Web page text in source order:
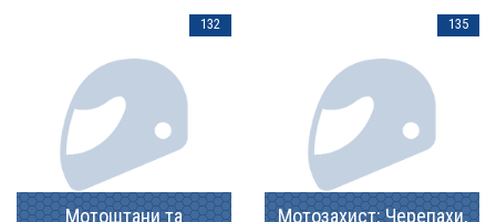
Мотоштани та
132
Мотозахист: Черепахи,
135